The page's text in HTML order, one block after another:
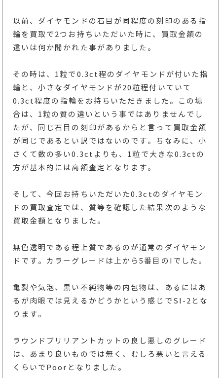
以前、ダイヤモンドの石目が同程度の刻印のある指
輪を買取で2つお持ちいただいた時に、買取金額の
違いは何か聞かれた事がありました。
その時は、1粒で0.3ct程のダイヤモンドが付いた指
輪と、小さなダイヤモンドが20粒程付いていて
0.3ct程度の指輪をお持ちいただきました。この場
合は、1粒の質の違いという事ではありませんでし
たが、同じ石目の刻印があるからと言って買取金額
が同じであるとい訳ではないのです。ちなみに、小
さくて数の多い0.3ctよりも、1粒で大きな0.3ctの
方が基本的には高額査定となります。
そして、今回お持ちいただいた0.3ctのダイヤモン
ドの買取査定では、質等を確認した結果次のような
買取金額となりました。
無色透明である程上質であるのが通常のダイヤモン
ドです。カラーグレードは上から5番目のIでした。
亀裂や気泡、黒い不純物等の内包物は、あるにはあ
るが肉眼では見えるかどうかという感じでSI-2とな
ります。
ラウンドブリリアントカットの良し悪しのグレード
は、あまり良いものでは無く、むしろ悪いと言える
くらいでPoorとなりました。